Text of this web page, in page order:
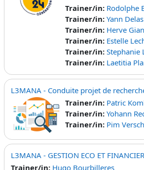
Trainer/in: Rodolphe
Trainer/in: Yann Delas
Trainer/in: Herve
Trainer/in: Estelle
Trainer/in: Stephanie
Trainer/in: Laetitia
L3MANA - Conduite projet de
Trainer/in: Patric
Trainer/in: Yohann
Trainer/in: Pim
L3MANA - GESTION ECO ET
Trainer/in: Hugo Bourbilleres